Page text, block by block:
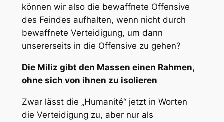
können wir also die bewaffnete Offensive
des Feindes aufhalten, wenn nicht durch
bewaffnete Verteidigung, um dann
unsererseits in die Offensive zu gehen?
Die Miliz gibt den Massen einen Rahmen,
ohne sich von ihnen zu isolieren
Zwar lässt die „Humanité“ jetzt in Worten
die Verteidigung zu, aber nur als